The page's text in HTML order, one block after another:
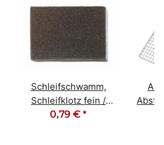
Schleifschwamm,
Schleifklotz fein /
mittel
0,79 €*